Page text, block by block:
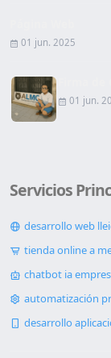
01 jun. 2025
01 jun.
Servicios
desarrollo web
tienda online a
chatbot ia
automatización
desarrollo